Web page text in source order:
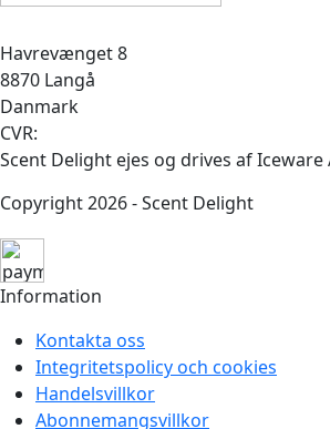
Havrevænget 8
8870 Langå
Danmark
CVR:
Scent Delight ejes og drives af Iceware
Copyright 2026 - Scent Delight
Information
Kontakta oss
Integritetspolicy och cookies
Handelsvillkor
Abonnemangsvillkor